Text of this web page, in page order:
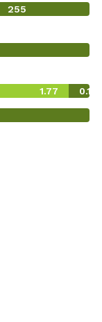
255
1.77 0.14